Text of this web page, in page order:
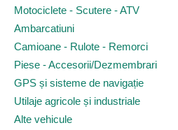
Motociclete - Scutere - ATV
Ambarcatiuni
Camioane - Rulote - Remorci
Piese - Accesorii/Dezmembrari
GPS și sisteme de navigație
Utilaje agricole și industriale
Alte vehicule